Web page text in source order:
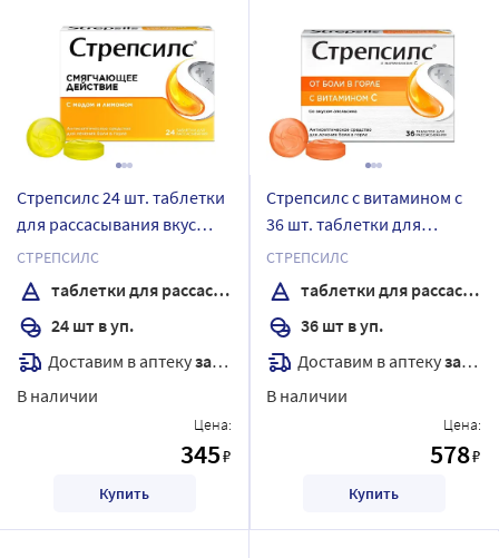
Стрепсилс 24 шт. таблетки
для рассасывания вкус
медово-лимонные
СТРЕПСИЛС
таблетки для рассасывания
24 шт в уп.
Доставим в аптекузавтра
В наличии
Цена:
345₽
Купить
Стрепсилс с витамином с
36 шт. таблетки для
рассасывания вкус
апельсин
СТРЕПСИЛС
таблетки для рассасывания
36 шт в уп.
Доставим в аптекузавтра
В наличии
Цена:
578₽
Купить